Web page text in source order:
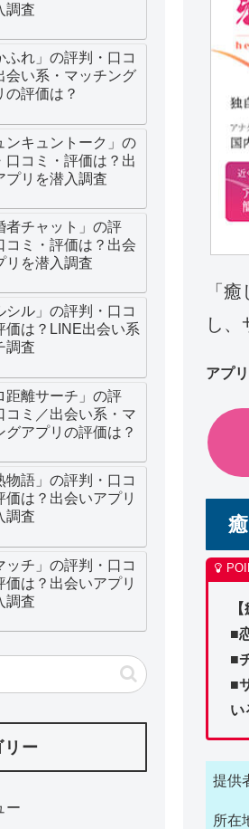
「
し、
アプ
■
■
■
い
提供
所在
調査
ふれ」の評判・口コ
会い系・マッチング
の評価は？
ンキュントーク」の
口コミ・評価は？出
プリを潜入調査
者チャット」の評
コミ・評価は？出会
リを潜入調査
シル」の評判・口コ
価は？LINE出会い系
調査
距離サーチ」の評
コミ／出会い系・マ
グアプリの評価は？
物語」の評判・口コ
価は？出会いアプリ
調査
ッチ」の評判・口コ
価は？出会いアプリ
調査
リー
ー